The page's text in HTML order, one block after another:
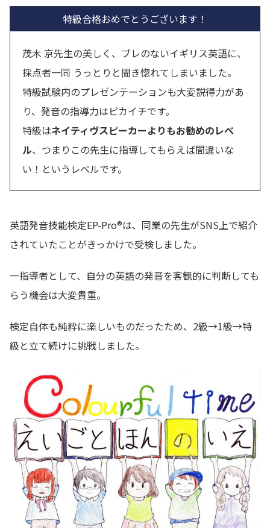
特級合格おめでとうございます！
茂木 京先生の美しく、ブレのないイギリス英語に、
採点者一同 うっとりと聞き惚れてしまいました。
特級試験内のプレゼンテーションも大変説得力があ
り、発音の指導力はピカイチです。
特級はネイティヴスピーカーよりもお勧めのレベ
ル、つまりこの先生に指導してもらえば間違いな
い！というレベルです。
英語発音技能検定EP-Pro®は、同業の先生がSNS上で紹介
されていたことがきっかけで受検しました。
一指導者として、自分の英語の発音を客観的に判断しても
らう機会は大変貴重。
検定自体も純粋に楽しいものだったため、2級→1級→特
級と立て続けに挑戦しました。